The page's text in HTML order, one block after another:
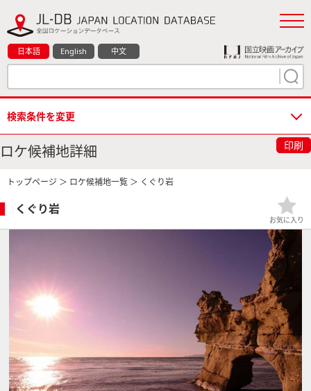
日本語 English 中文
検索条件を変更
ロケ候補地詳細 印刷
トップページ ＞ ロケ候補地一覧 ＞ くぐり岩
くぐり岩
お気に入り